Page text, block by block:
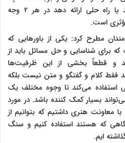
بخواهد مسأله‌ای را بیان کند یا راه حلی ارائه دهد در هر ۲ وجه
است.
مطرح کرد: یکی از باورهایی که
برای شناسایی و حل مسائل باید از
و قطعاً بخشی از این ظرفیت‌ها
فقط کلام و گفتگو و متن نیست بلکه
استفاده می‌کند تا وجوه مختلف یک
بسیار کمک کننده باشد. در مورد
معاونت هنری داشتیم که بتوانیم از
که هستند استفاده کنیم و سنگ
ایم.